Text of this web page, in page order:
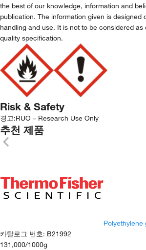
the best of our knowledge, information and
publication. The information given is designed
handling and use. It is not to be considered
quality specification.
Risk & Safety
경고:RUO – Research Use Only
추천 제품
Polyethylene
카탈로그 번호: B21992
131,000/1000g